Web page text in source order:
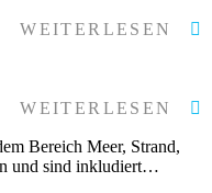
WEITERLESEN
WEITERLESEN
Bereich Meer, Strand,
und sind inkludiert…